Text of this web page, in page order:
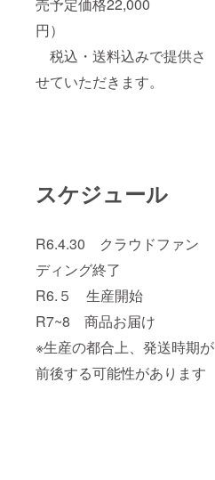
円）
税込・送料込みで提供さ
せていただきます。
スケジュール
R6.4.30 クラウドファン
ディング終了
R6.５ 生産開始
R7~8 商品お届け
※生産の都合上、発送時期が
前後する可能性があります